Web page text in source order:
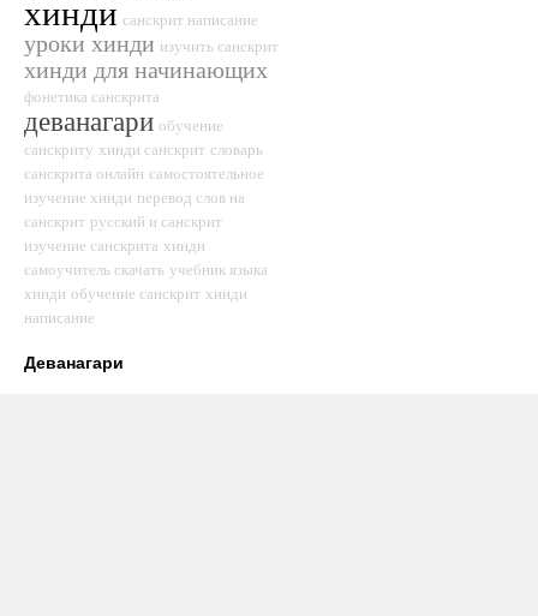
хинди санскрит написание
уроки хинди изучить санскрит
хинди для начинающих
фонетика санскрита
деванагари обучение
санскриту хинди санскрит словарь
санскрита онлайн самостоятельное
изучение хинди перевод слов на
санскрит русский и санскрит
изучение санскрита хинди
самоучитель скачать учебник языка
хинди обучение санскрит хинди
написание
Деванагари